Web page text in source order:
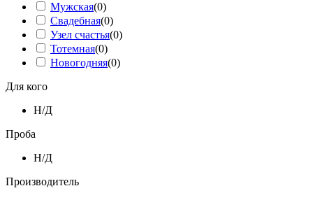
Мужская(0)
Свадебная(0)
Узел счастья(0)
Тотемная(0)
Новогодняя(0)
Для кого
Н/Д
Проба
Н/Д
Производитель